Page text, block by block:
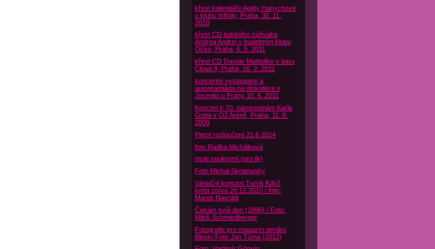
křest kalendáře Agáty Hanychové
v klubu Infinity, Praha, 30. 11.
2010
křest CD italského zpěváka
Andrea Andrei v hudebním klubu
Óčko, Praha, 6. 5. 2011
křest CD Davide Mattioliho v baru
Cloud 9, Praha, 16. 2. 2011
koncertní vystoupení a
autogramiáda na diskotéce v
Jesenici u Prahy 10. 6. 2011
Koncert k 70. narozeninám Karla
Gotta v O2 Aréně, Praha, 11. 6.
2009
Pietní rozloučení 21.6 2014
foto Radka Michálková
moje soukromí (pro fk)
Foto Michal Skramusky
Vánoční koncert Turné Když
Iveta zpívá 20.12.2010 / foto:
Marek Navrátil
Čekám svůj den (1996) / Foto:
Miloš Schmiedberger
Fotografie pro magazín deníku
Blesk/ Foto Jan Tůma (2012)